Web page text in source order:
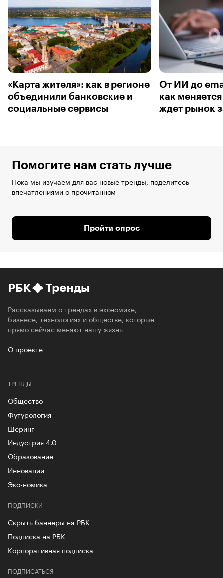
«Карта жителя»: как в регионе
объединили банковские и
социальные сервисы
От ИИ до
как
ждет рынок
Помогите нам стать лучше
Пока мы изучаем для вас новые тренды, поделитесь
впечатлениями о прочитанном
Пройти опрос
РБК Тренды
Рассказываем о трендах в экономике,
бизнесе, технологиях и обществе, которые
прямо сейчас меняют нашу жизнь
О проекте
ТРЕНДЫ
Общество
Футурология
Шеринг
Индустрия 4.0
Образование
Инновации
Эко-номика
ПОДПИСКИ
Скрыть баннеры на РБК
Подписка на РБК
Корпоративная подписка
ПОДПИСАТЬСЯ